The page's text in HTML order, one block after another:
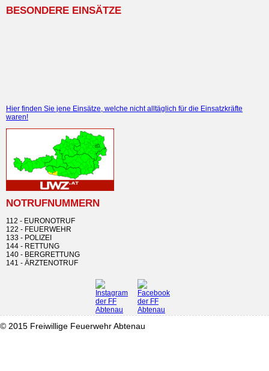
BESONDERE EINSÄTZE
Hier finden Sie jene Einsätze, welche nicht alltäglich für die Einsatzkräfte
waren!
NOTRUFNUMMERN
112 - EURONOTRUF
122 - FEUERWEHR
133 - POLIZEI
144 - RETTUNG
140 - BERGRETTUNG
141 - ÄRZTENOTRUF
© 2015 Freiwillige Feuerwehr Abtenau